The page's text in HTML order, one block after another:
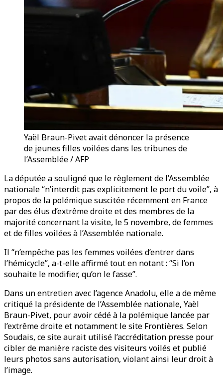
Yaël Braun-Pivet avait dénoncer la présence
de jeunes filles voilées dans les tribunes de
l’Assemblée / AFP
La députée a souligné que le règlement de l’Assemblée
nationale “n’interdit pas explicitement le port du voile”, à
propos de la polémique suscitée récemment en France
par des élus d’extrême droite et des membres de la
majorité concernant la visite, le 5 novembre, de femmes
et de filles voilées à l’Assemblée nationale.
Il “n’empêche pas les femmes voilées d’entrer dans
l’hémicycle”, a-t-elle affirmé tout en notant : “Si l’on
souhaite le modifier, qu’on le fasse”.
Dans un entretien avec l’agence Anadolu, elle a de même
critiqué la présidente de l’Assemblée nationale, Yaël
Braun-Pivet, pour avoir cédé à la polémique lancée par
l’extrême droite et notamment le site Frontières. Selon
Soudais, ce site aurait utilisé l’accréditation presse pour
cibler de manière raciste des visiteurs voilés et publié
leurs photos sans autorisation, violant ainsi leur droit à
l’image.